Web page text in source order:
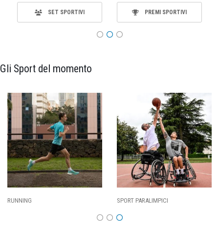
SET SPORTIVI PREMI SPORTIVI
Gli Sport del momento